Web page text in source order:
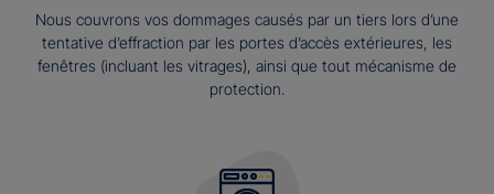
Nous couvrons vos dommages causés par un tiers lors d’une
tentative d’effraction par les portes d’accès extérieures, les
fenêtres (incluant les vitrages), ainsi que tout mécanisme de
protection.